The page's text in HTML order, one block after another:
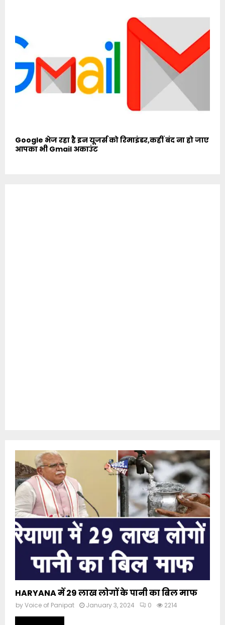
Google भेज रहा है इन यूजर्स को रिमाइंडर,कहीं बंद ना हो जाए
आपका भी Gmail अकाउंट
HARYANA में 29 लाख लोगों के पानी का बिल माफ
byVoice of Panipat January 3, 2024 0 2214